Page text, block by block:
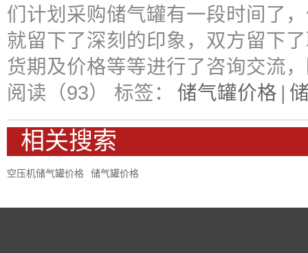
们计划采购储气罐有一段时间了
就留下了深刻的印象，双方留下
货期及价格等等进行了咨询交流
阅读（93） 标签： 储气罐价格 |
相关搜索
空压机储气罐价格 储气罐价格